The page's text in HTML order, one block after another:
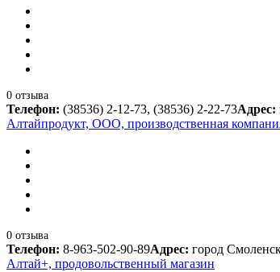
0 отзыва
Телефон: (38536) 2-12-73, (38536) 2-22-73Адрес:
Алтайпродукт, ООО, производственная
0 отзыва
Телефон: 8-963-502-90-89Адрес: город
Алтай+, продовольственный магазин